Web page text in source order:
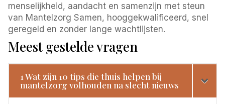
menselijkheid, aandacht en samenzijn met steun
van Mantelzorg Samen, hooggekwalificeerd, snel
geregeld en zonder lange wachtlijsten.
Meest gestelde vragen
1 Wat zijn 10 tips die thuis helpen bij
mantelzorg volhouden na slecht nieuws